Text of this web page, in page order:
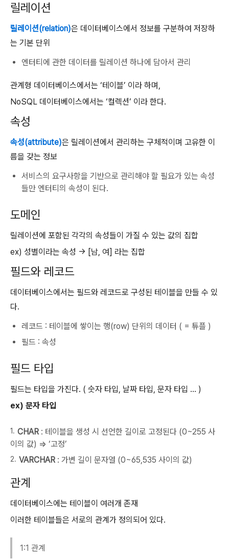
릴레이션
릴레이션(relation)은 데이터베이스에서 정보를 구분하여 저장하
는 기본 단위
엔터티에 관한 데이터를 릴레이션 하나에 담아서 관리
관계형 데이터베이스에서는 ‘테이블’ 이라 하며,
NoSQL 데이터베이스에서는 ‘컬렉션’ 이라 한다.
속성
속성(attribute)은 릴레이션에서 관리하는 구체적이며 고유한 이
름을 갖는 정보
서비스의 요구사항을 기반으로 관리해야 할 필요가 있는 속성
들만 엔터티의 속성이 된다.
도메인
릴레이션에 포함된 각각의 속성들이 가질 수 있는 값의 집합
ex) 성별이라는 속성 → [남, 여] 라는 집합
필드와 레코드
데이터베이스에서는 필드와 레코드로 구성된 테이블을 만들 수 있
다.
레코드 : 테이블에 쌓이는 행(row) 단위의 데이터 ( = 튜플 )
필드 : 속성
필드 타입
필드는 타입을 가진다. ( 숫자 타입, 날짜 타입, 문자 타입 … )
ex) 문자 타입
CHAR: 테이블을 생성 시 선언한 길이로 고정된다 (0~255 사
이의 값) ⇒ ‘고정’
VARCHAR: 가변 길이 문자열 (0~65,535 사이의 값)
관계
데이터베이스에는 테이블이 여러개 존재
이러한 테이블들은 서로의 관계가 정의되어 있다.
1:1 관계